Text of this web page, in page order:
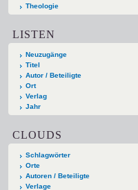
Theologie
LISTEN
Neuzugänge
Titel
Autor / Beteiligte
Ort
Verlag
Jahr
CLOUDS
Schlagwörter
Orte
Autoren / Beteiligte
Verlage